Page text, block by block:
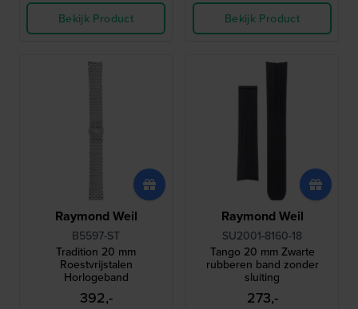
Bekijk Product
Bekijk Product
Raymond Weil
B5597-ST
Tradition 20 mm
Roestvrijstalen
Horlogeband
392,-
Raymond Weil
SU2001-8160-18
Tango 20 mm Zwarte
rubberen band zonder
sluiting
273,-